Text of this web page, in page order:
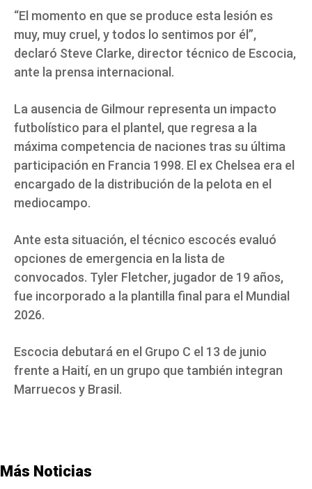
“El momento en que se produce esta lesión es
muy, muy cruel, y todos lo sentimos por él”,
declaró Steve Clarke, director técnico de Escocia,
ante la prensa internacional.
La ausencia de Gilmour representa un impacto
futbolístico para el plantel, que regresa a la
máxima competencia de naciones tras su última
participación en Francia 1998. El ex Chelsea era el
encargado de la distribución de la pelota en el
mediocampo.
Ante esta situación, el técnico escocés evaluó
opciones de emergencia en la lista de
convocados. Tyler Fletcher, jugador de 19 años,
fue incorporado a la plantilla final para el Mundial
2026.
Escocia debutará en el Grupo C el 13 de junio
frente a Haití, en un grupo que también integran
Marruecos y Brasil.
Más Noticias